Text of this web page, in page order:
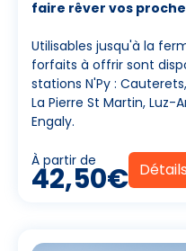
faire rêver vos
Utilisables jusqu'à la
forfaits à offrir sont
stations N'Py :
La Pierre St Martin, Luz-
Engaly.
À partir de
42,50€